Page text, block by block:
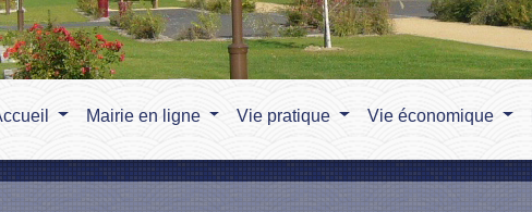
Mairie en ligne Vie pratique Vie économique